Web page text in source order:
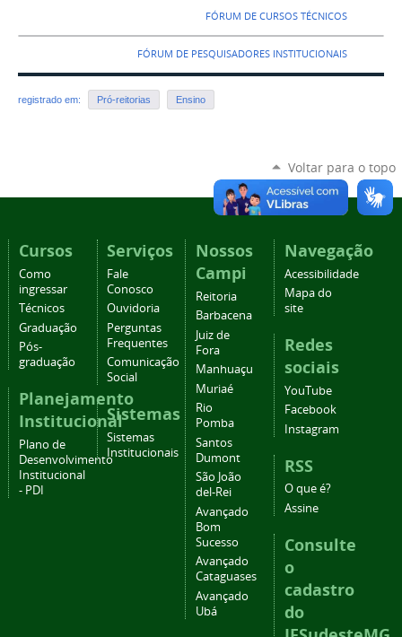
FÓRUM DE CURSOS TÉCNICOS
FÓRUM DE PESQUISADORES INSTITUCIONAIS
registrado em: Pró-reitorias Ensino
Voltar para o topo
Cursos
Como
ingressar
Técnicos
Graduação
Pós-
graduação
Planejamento
Institucional
Plano de
Desenvolvimento
Institucional
- PDI
Serviços
Fale
Conosco
Ouvidoria
Perguntas
Frequentes
Comunicação
Social
Sistemas
Sistemas
Institucionais
Nossos
Campi
Reitoria
Barbacena
Juiz de
Fora
Manhuaçu
Muriaé
Rio
Pomba
Santos
Dumont
São João
del-Rei
Avançado
Bom
Sucesso
Avançado
Cataguases
Avançado
Ubá
Navegação
Acessibilidade
Mapa do
site
Redes
sociais
YouTube
Facebook
Instagram
RSS
O que é?
Assine
Consulte
o
cadastro
do